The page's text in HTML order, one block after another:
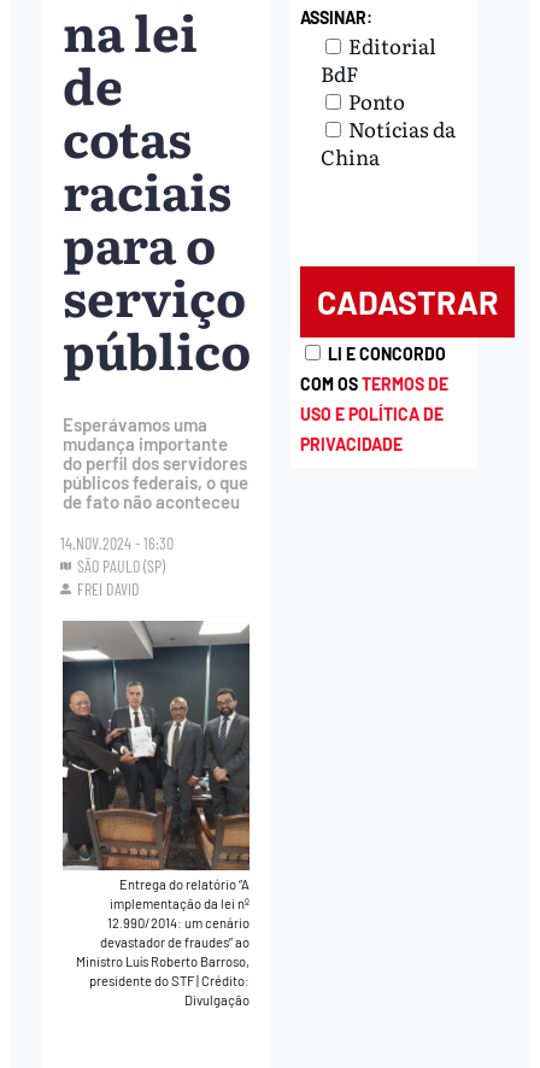
na lei
de
cotas
raciais
para o
serviço
público
Esperávamos uma
mudança importante
do perfil dos servidores
públicos federais, o que
de fato não aconteceu
14.NOV.2024 - 16:30
SÃO PAULO (SP)
FREI DAVID
Entrega do relatório “A
implementação da lei nº
12.990/2014: um cenário
devastador de fraudes” ao
Ministro Luís Roberto Barroso,
presidente do STF Crédito:
Divulgação
ASSINAR:
Editorial
BdF
Ponto
Notícias da
China
LI E CONCORDO
COM OSTERMOS DE
USO E POLÍTICA DE
PRIVACIDADE